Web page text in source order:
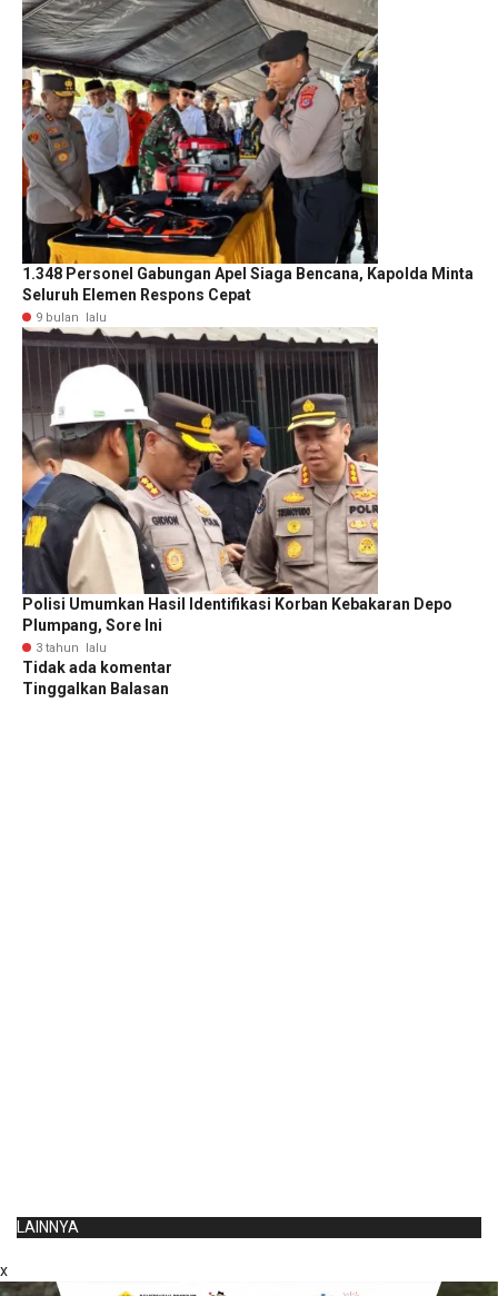
1.348 Personel Gabungan Apel Siaga Bencana, Kapolda Minta
Seluruh Elemen Respons Cepat
9 bulan lalu
Polisi Umumkan Hasil Identifikasi Korban Kebakaran Depo
Plumpang, Sore Ini
3 tahun lalu
Tidak ada komentar
Tinggalkan Balasan
LAINNYA
x